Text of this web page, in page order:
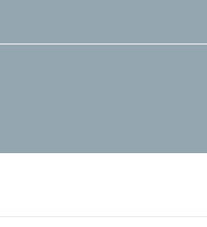
zum
MENU